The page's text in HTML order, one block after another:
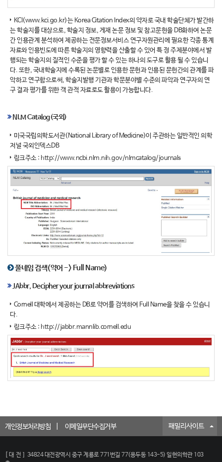
KCI(www.kci.go.kr)는 Korea Citation Index의 약자로 국내 학술단체가 발간하
는 학술지를 대상으로, 학술지 정보, 게재 논문 정보 및 참고문헌을 DB화하여 논문
간 인용관계 분석하여 제공하는 전문정보서비스 연구자원관리에 필요한 각종 통계
자료와 인용빈도에 따른 학술지의 영향력을 산출할 수 있어 특 정 주제분야에서 발
행되는 학술지의 질적인 수준을 평가 할 수 있는 하나의 도구로 활용 될 수 있습니
다. 또한, 국내학술지에 수록된 논문별로 인용한 문헌과 인용된 문헌간의 관계를 파
악하고 연구함으로써, 학술지발행 기관과 학문분야별 수준의 파악과 연구자의 연
구 결과 평가를 위한 객 관적 자료로도 활용이 가능합니다.
NLM Catalog(국외)
미국국립의학도서관(National Library of Medicine)이 주관하는 일반적인 의학
저널 국외인덱스DB
링크주소 : http://www.ncbi.nlm.nih.gov/nlmcatalog/journals
풀네임 검색(약어 -> Full Name)
JAbbr, Decipher your journal abbreviations
Cornell 대학에서 제공하는 DB로 약어를 검색하여 Full Name을 찾을 수 있습니
다.
링크주소 : http://jabbr.mannlib.cornell.edu
개인정보처리방침 이메일무단수집거부 패밀리사이트
[대전]
34824 대전광역시 중구 계룡로 771번길 77(용두동 143-5) 일현의학관 103